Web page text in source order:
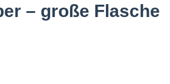
– große Flasche